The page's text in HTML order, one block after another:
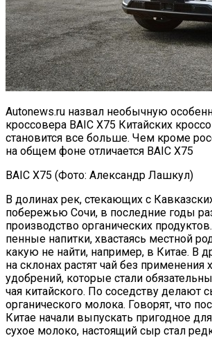
Autonews.ru назвал необычную
кроссовера BAIC X75 Китайских
становится все больше. Чем кроме
на общем фоне отличается BAIC X75
BAIC X75 (Фото: Александр Лашкул)
В долинах рек, стекающих с
побережью Сочи, в последние годы
производство органических
пенные напитки, хвастаясь местной
какую не найти, например, в Китае. В
на склонах растят чай без применения
удобрений, которые стали
чая китайского. По соседству делают
органического молока. Говорят, что
Китае начали выпускать пригодное
сухое молоко, настоящий сыр стал